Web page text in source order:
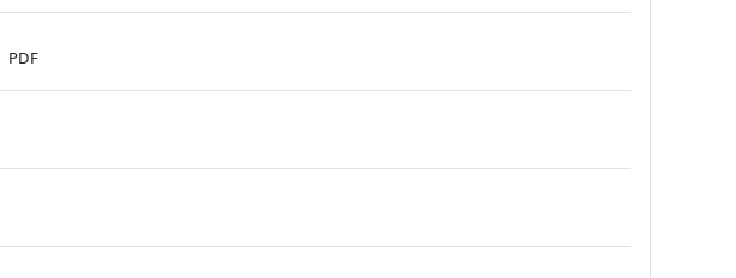
File
PDF